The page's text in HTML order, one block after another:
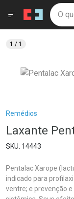
Drogaria
Ir direto para a
Ir direto para o
Ir direto para a
Ir direto para a
Ir direto para a
Ir direto para o
Faça a sua
O
Menu
Breadcrumb
Remédios
Laxante
14443
Pentalac Xarope
indicado para
ventre; e prevenção
1 / 1